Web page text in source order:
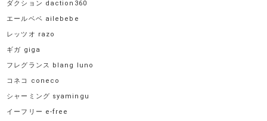
ダクション daction360
エールベベ ailebebe
レッツオ razo
ギガ giga
フレグランス blang luno
コネコ coneco
シャーミング syamingu
イーフリー e-free